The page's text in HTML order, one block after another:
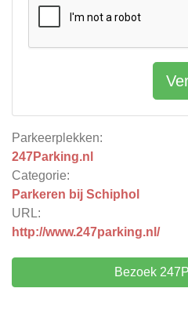
Parkeerplekken:
247Parking.nl
Categorie:
Parkeren bij Schiphol
URL:
http://www.247parking.nl/
Bezoek